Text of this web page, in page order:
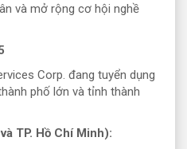
và mở rộng cơ hội nghề
Corp. đang tuyển dụng
phố lớn và tỉnh thành
TP. Hồ Chí Minh):